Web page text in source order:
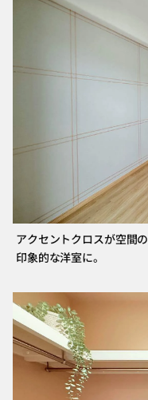
アクセントクロスが空間
印象的な洋室に。